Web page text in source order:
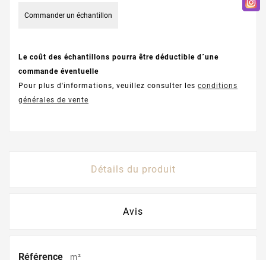
Commander un échantillon
Le coût des échantillons pourra être déductible d´une
commande éventuelle
Pour plus d'informations, veuillez consulter les conditions
générales de vente
Détails du produit
Avis
Référence m²